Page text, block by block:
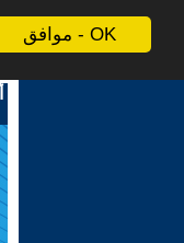
موافق - OK